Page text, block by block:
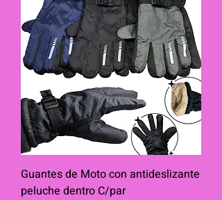
Guantes de Moto con antideslizante
peluche dentro C/par